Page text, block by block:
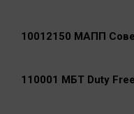
10012150 МАПП
110001 МБТ Duty